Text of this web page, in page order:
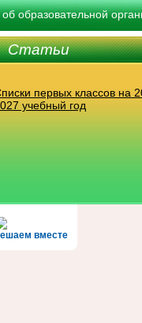
образовательной
Статьи
первых классов на
учебный год
вместе